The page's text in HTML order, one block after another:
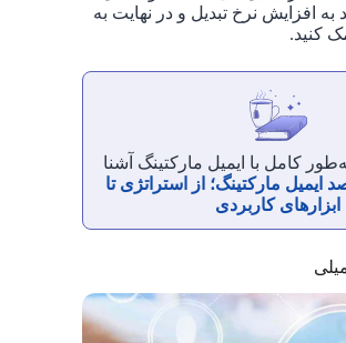
به افزایش نرخ تبدیل و در نهایت به
کنید.
کامل با ایمیل مارکتینگ آشنا
ایمیل مارکتینگ؛ از استراتژی تا
ابزارهای کاربردی